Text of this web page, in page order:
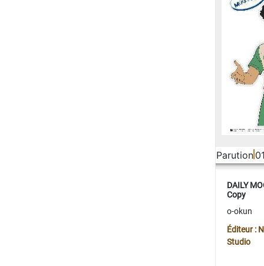
Parution
DAILY
Copy
o-okun
Éditeur :
Studio